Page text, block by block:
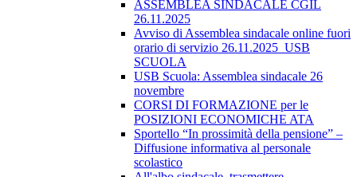
ASSEMBLEA SINDACALE CGIL
26.11.2025
Avviso di Assemblea sindacale online fuori
orario di servizio 26.11.2025_USB
SCUOLA
USB Scuola: Assemblea sindacale 26
novembre
CORSI DI FORMAZIONE per le
POSIZIONI ECONOMICHE ATA
Sportello “In prossimità della pensione” –
Diffusione informativa al personale
scolastico